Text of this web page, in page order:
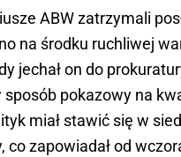
ABW zatrzymali
na środku ruchliwej
jechał on do
sposób pokazowy na
miał stawić się w
co zapowiadał od